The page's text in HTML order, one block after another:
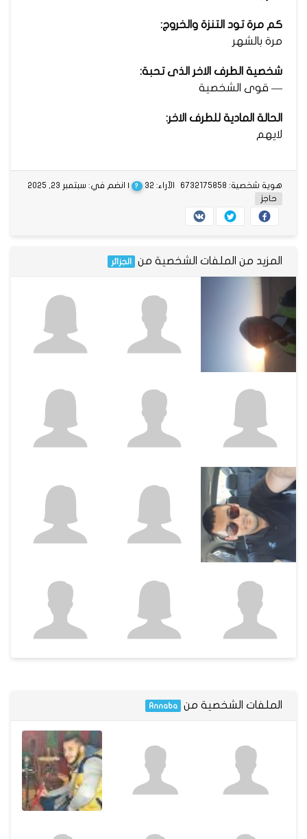
كم مرة تود التنزة والخروج:
مرة بالشهر
شخصية الطرف الاخر الذى تحبة:
— قوى الشخصية
الحالة المادية للطرف الاخر:
لايهم
الآراء: 32 ? | انضم في: سبتمبر 23, 2025
هوية شخصية: 6732175858
حاجز
المزيد من الملفات الشخصية من الجزائر
الملفات الشخصية من Annaba